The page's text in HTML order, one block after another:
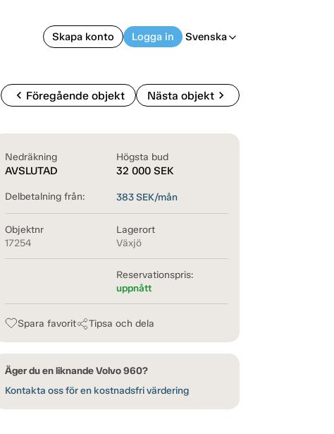
Skapa konto Logga in Svenska arrow_back_ios
chevron_left Föregående objekt Nästa objektchevron_right
Nedräkning
AVSLUTAD
Högsta bud
32 000 SEK
Delbetalning från: 383SEK/mån
Objektnr
17254
Lagerort
Växjö
Reservationspris:
uppnått
Spara favorit Tipsa och dela
Äger du en liknande Volvo 960?
Kontakta oss för en kostnadsfri värdering